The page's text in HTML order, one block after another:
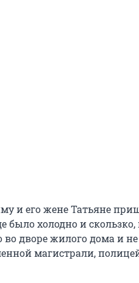
и его жене Татьяне
было холодно и
дворе жилого дома и
магистрали,